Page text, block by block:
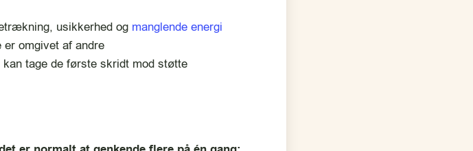
usikkerhed og manglende energi
omgivet af andre
tage de første skridt mod støtte